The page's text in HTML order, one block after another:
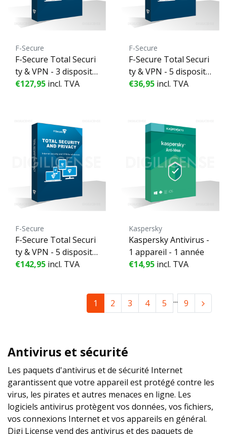
F-Secure
F-Secure Total Securi
ty & VPN - 3 dispositif
s - 2 Années
€127,95 incl. TVA
F-Secure
F-Secure Total Securi
ty & VPN - 5 dispositif
s - 1 année
€36,95 incl. TVA
F-Secure
F-Secure Total Securi
ty & VPN - 5 dispositif
s - 2 Années
€142,95 incl. TVA
Kaspersky
Kaspersky Antivirus -
1 appareil - 1 année
€14,95 incl. TVA
1 2 3 4 5 ... 9
Antivirus et sécurité
Les paquets d'antivirus et de sécurité Internet
garantissent que votre appareil est protégé contre les
virus, les pirates et autres menaces en ligne. Les
logiciels antivirus protègent vos données, vos fichiers,
vos connexions Internet et vos appareils en général.
Digi License vend des antivirus et des paquets de